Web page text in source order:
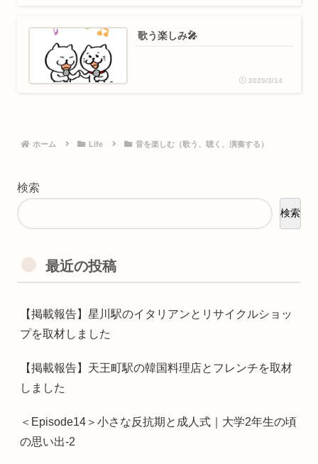
歌う楽しみ🎤
2025/3/14
ホーム Life 音を楽しむ（歌う、聴く、演奏する）
検索
検索
最近の投稿
【掲載報告】星川駅のイタリアンとリサイクルショッ
プを取材しました
【掲載報告】天王町駅の韓国料理店とフレンチを取材
しました
＜Episode14＞小さな反抗期と成人式｜大学2年生の頃
の思い出-2